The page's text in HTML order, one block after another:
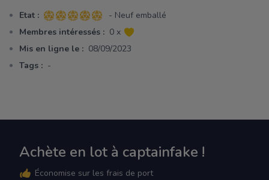
Etat : 5 sur 5 étoiles
- Neuf emballé
Membres intéressés : 0 x
Mis en ligne le : 08/09/2023
Tags : -
Achète en lot à captainfake !
Économise sur les frais de port